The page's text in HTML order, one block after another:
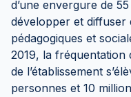
d’une envergure de
développer et diffuser
pédagogiques et
2019, la fréquentation
de l’établissement
personnes et 10